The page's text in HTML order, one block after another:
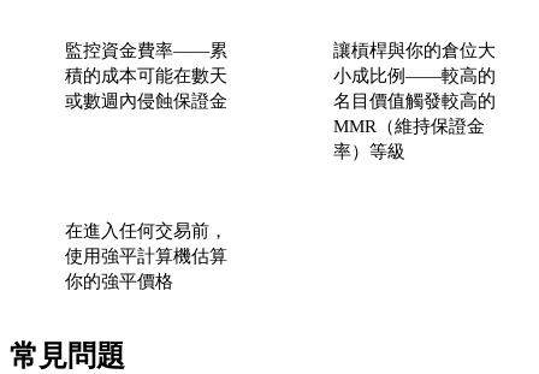
監控資金費率——累
積的成本可能在數天
或數週內侵蝕保證金
讓槓桿與你的倉位大
小成比例——較高的
名目價值觸發較高的
MMR（維持保證金
率）等級
在進入任何交易前，
使用強平計算機估算
你的強平價格
常見問題